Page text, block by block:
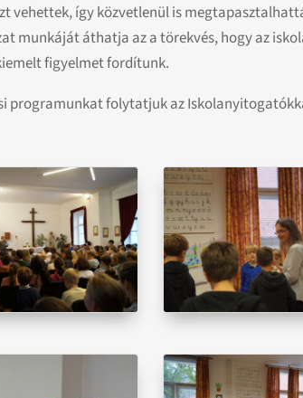
vehettek, így közvetlenül is
munkáját áthatja az a törekvés, hogy az
figyelmet fordítunk.
programunkat folytatjuk az